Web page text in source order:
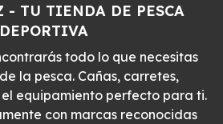
- TU TIENDA DE PESCA
DEPORTIVA
todo lo que necesitas
la pesca. Cañas, carretes,
el equipamiento perfecto para ti.
con marcas reconocidas